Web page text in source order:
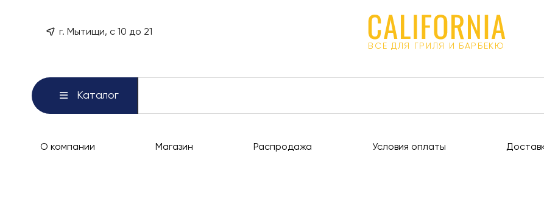
г. Мытищи, с 10 до 21
ВСЕ ДЛЯ ГРИЛЯ И БАРБЕКЮ
Каталог
О компании Магазин Распродажа Условия оплаты